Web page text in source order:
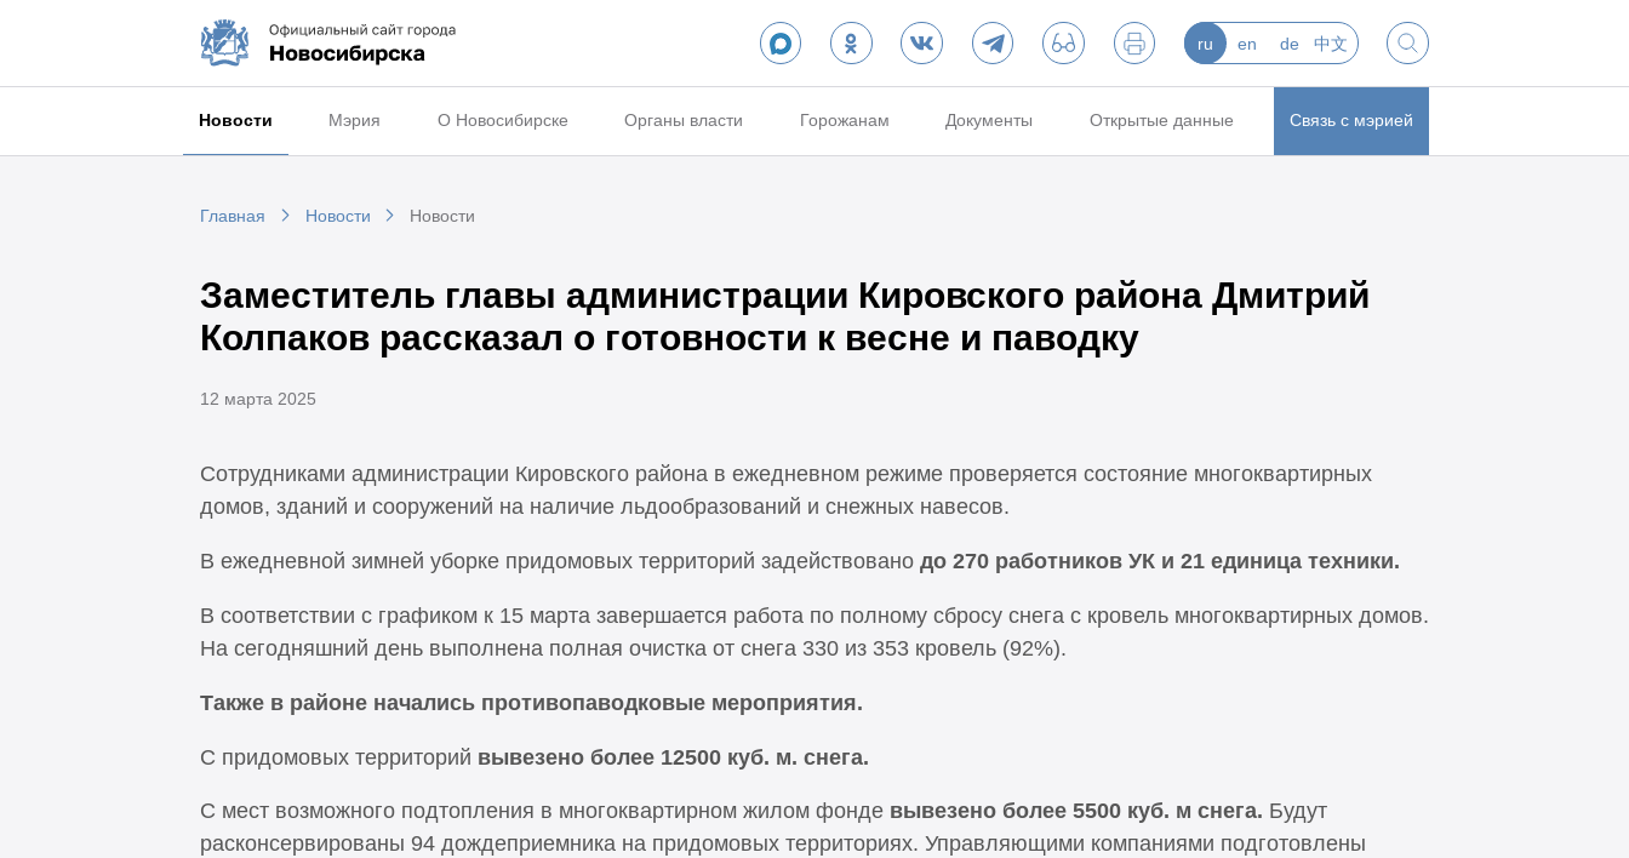
ru en de 中文
Новости Мэрия О Новосибирске Органы власти Горожанам Документы Открытые данные Связь с мэрией
Главная Новости Новости
Заместитель главы администрации Кировского района Дмитрий
Колпаков рассказал о готовности к весне и паводку
12 марта 2025
Сотрудниками администрации Кировского района в ежедневном режиме проверяется состояние многоквартирных
домов, зданий и сооружений на наличие льдообразований и снежных навесов.
В ежедневной зимней уборке придомовых территорий задействовано до 270 работников УК и 21 единица техники.
В соответствии с графиком к 15 марта завершается работа по полному сбросу снега с кровель многоквартирных домов.
На сегодняшний день выполнена полная очистка от снега 330 из 353 кровель (92%).
Также в районе начались противопаводковые мероприятия.
С придомовых территорий вывезено более 12500 куб. м. снега.
С мест возможного подтопления в многоквартирном жилом фонде вывезено более 5500 куб. м снега. Будут
расконсервированы 94 дождеприемника на придомовых территориях. Управляющими компаниями подготовлены